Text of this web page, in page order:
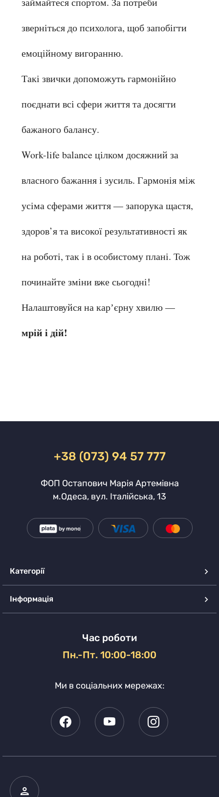
зверніться до психолога, щоб запобігти
емоційному вигоранню.
Такі звички допоможуть гармонійно
поєднати всі сфери життя та досягти
бажаного балансу.
Work-life balance цілком досяжний за
власного бажання і зусиль. Гармонія між
усіма сферами життя — запорука щастя,
здоров’я та високої результативності як
на роботі, так і в особистому плані. Тож
починайте зміни вже сьогодні!
мрій і дій!
+38 (073) 94 57 777
ФОП Остапович Марія Артемівна
м.Одеса, вул. Італійська, 13
Категорії
Інформація
Час роботи
Пн.-Пт. 10:00-18:00
Ми в соціальних мережах: